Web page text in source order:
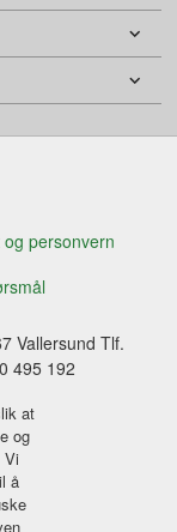
personvern
Vallersund Tlf.
495 192
at
og
Vi
å